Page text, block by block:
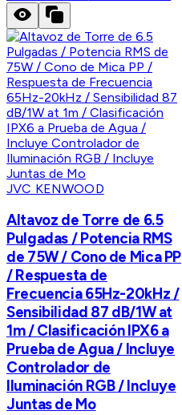
JVC KENWOOD
Altavoz de Torre de 6.5
Pulgadas / Potencia RMS
de 75W / Cono de Mica PP
/ Respuesta de
Frecuencia 65Hz-20kHz /
Sensibilidad 87 dB/1W at
1m / Clasificación IPX6 a
Prueba de Agua / Incluye
Controlador de
Iluminación RGB / Incluye
Juntas de Mo